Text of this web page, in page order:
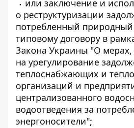
или заключение и
о реструктуризации
потребленный природный
типовому договору в
Закона Украины "О
на урегулирование
теплоснабжающих и
организаций и
централизованного
водоотведения за
энергоносители";